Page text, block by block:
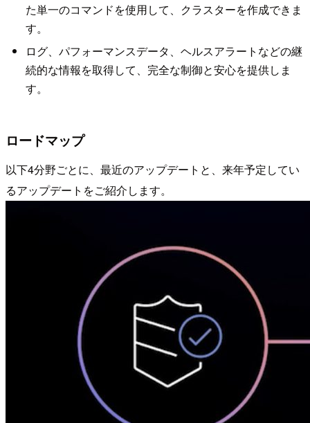
た単一のコマンドを使用して、クラスターを作成できま
す。
ログ、パフォーマンスデータ、ヘルスアラートなどの継
続的な情報を取得して、完全な制御と安心を提供しま
す。
ロードマップ
以下4分野ごとに、最近のアップデートと、来年予定してい
るアップデートをご紹介します。